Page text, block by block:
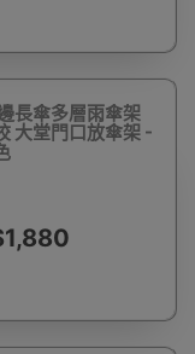
長傘多層雨傘架
大堂門口放傘架 -